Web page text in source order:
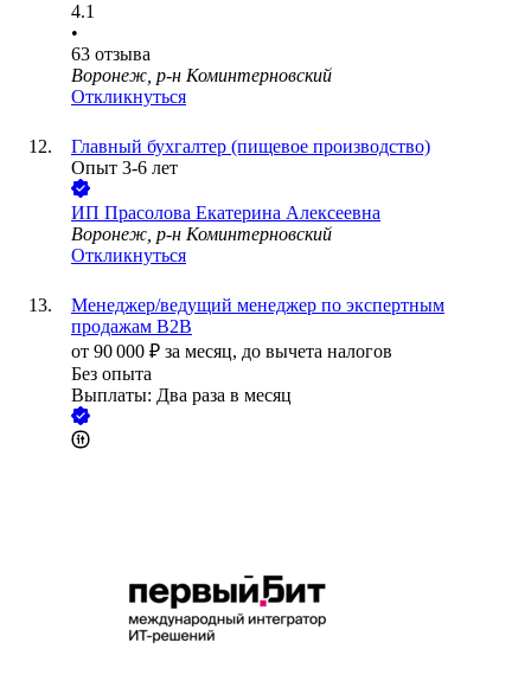
4.1
•
63 отзыва
Воронеж, р-н Коминтерновский
Откликнуться
Главный бухгалтер (пищевое производство)
Опыт 3-6 лет
ИП Прасолова Екатерина Алексеевна
Воронеж, р-н Коминтерновский
Откликнуться
Менеджер/ведущий менеджер по экспертным
продажам B2B
от 90 000 ₽ за месяц, до вычета налогов
Без опыта
Выплаты: Два раза в месяц